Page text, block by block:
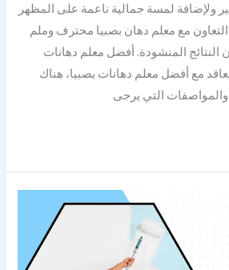
ولإضافة لمسة جمالية ناعمة على المظهر
التعاون مع معلم دهان بصبيا محترف وملم
النتائج المنشودة. أفضل معلم دهانات
مع أفضل معلم دهانات بصبيا، هناك
التي يرجى